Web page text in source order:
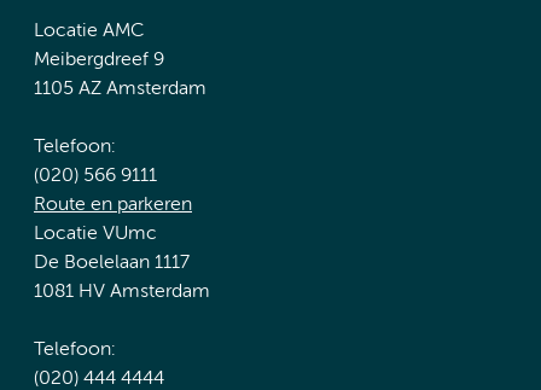
Locatie AMC
Meibergdreef 9
1105 AZ Amsterdam
Telefoon:
(020) 566 9111
Route en parkeren
Locatie VUmc
De Boelelaan 1117
1081 HV Amsterdam
Telefoon:
(020) 444 4444